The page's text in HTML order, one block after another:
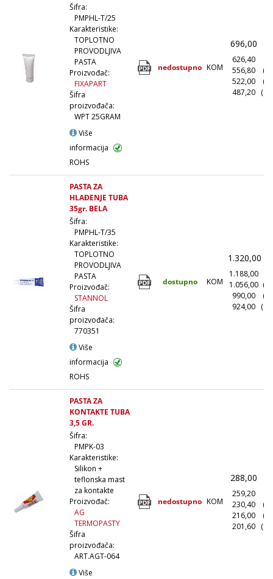
Šifra:
PMPHL-T/25
Karakteristike:
TOPLOTNO
PROVODLJIVA
PASTA
Proizvođač:
FIXAPART
Šifra
proizvođača:
WPT 25GRAM
Više
informacija
ROHS
nedostupno KOM
696,00
626,40
556,80
522,00
487,20
PASTA ZA
HLAĐENJE TUBA
35gr. BELA
Šifra:
PMPHL-T/35
Karakteristike:
TOPLOTNO
PROVODLJIVA
PASTA
Proizvođač:
STANNOL
Šifra
proizvođača:
770351
Više
informacija
ROHS
dostupno KOM
1.320,00
1.188,00
1.056,00
990,00
924,00
PASTA ZA
KONTAKTE TUBA
3,5 GR.
Šifra:
PMPK-03
Karakteristike:
Silikon +
teflonska mast
za kontakte
Proizvođač:
AG
TERMOPASTY
Šifra
proizvođača:
ART.AGT-064
Više
nedostupno KOM
288,00
259,20
230,40
216,00
201,60